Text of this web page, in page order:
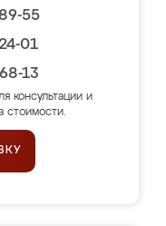
55
01
13
консультации и
стоимости.